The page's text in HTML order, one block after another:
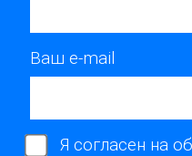
Ваш e-mail
Я согласен на